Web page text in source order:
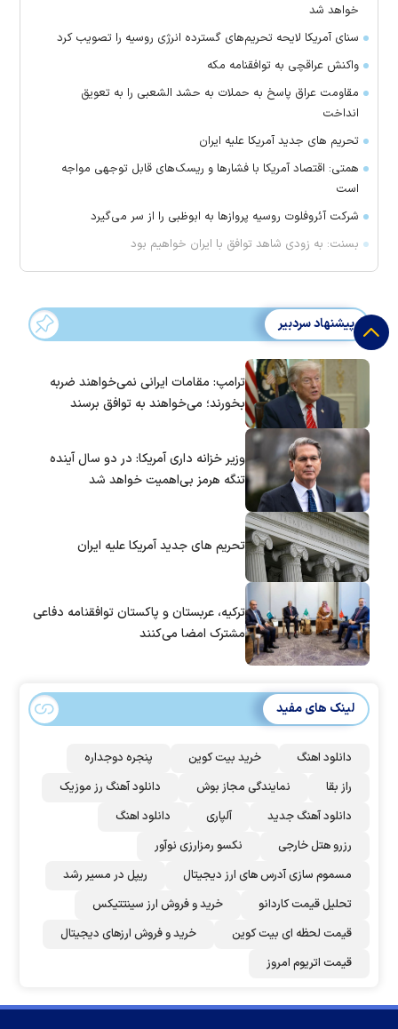
خواهد شد
سنای آمریکا لایحه تحریم‌های گسترده انرژی روسیه را تصویب کرد
واکنش عراقچی به توافقنامه مکه
مقاومت عراق پاسخ به حملات به حشد الشعبی را به تعویق
انداخت
تحریم های جدید آمریکا علیه ایران
همتی: اقتصاد آمریکا با فشارها و ریسک‌های قابل توجهی مواجه
است
شرکت آئروفلوت روسیه پرواز‌ها به ابوظبی را از سر می‌گیرد
بسنت: به زودی شاهد توافق با ایران خواهیم بود
پیشنهاد سردبیر
ترامپ: مقامات ایرانی نمی‌خواهند ضربه
بخورند؛ می‌خواهند به توافق برسند
وزیر خزانه داری آمریکا: در دو سال آینده
تنگه هرمز بی‌اهمیت خواهد شد
تحریم های جدید آمریکا علیه ایران
ترکیه، عربستان و پاکستان توافقنامه دفاعی
مشترک امضا می‌کنند
لینک های مفید
دانلود اهنگ خرید بیت کوین
پنجره دوجداره
راز بقا
نمایندگی مجاز بوش
دانلود آهنگ رز‌ موزیک
دانلود آهنگ جدید
آلپاری
دانلود اهنگ
رزرو هتل خارجی
نکسو رمزارزی نوآور
مسموم سازی آدرس های ارز دیجیتال
ریپل در مسیر رشد
تحلیل قیمت کاردانو
خرید و فروش ارز سینتتیکس
قیمت لحظه ای بیت کوین
خرید و فروش ارزهای دیجیتال
قیمت اتریوم امروز